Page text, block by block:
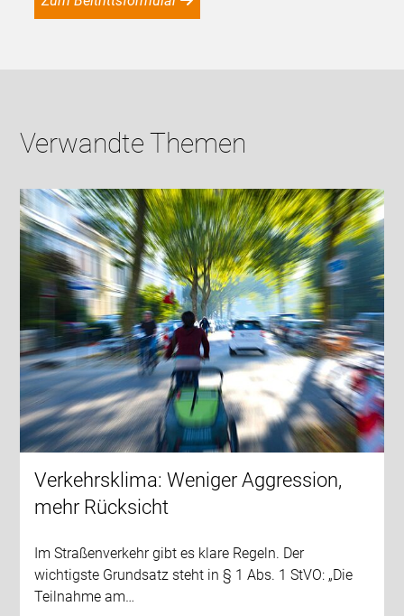
Verwandte Themen
Verkehrsklima: Weniger Aggression,
mehr Rücksicht
Im Straßenverkehr gibt es klare Regeln. Der
wichtigste Grundsatz steht in § 1 Abs. 1 StVO: „Die
Teilnahme am…